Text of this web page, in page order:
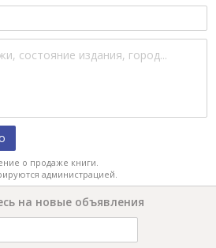
о продаже книги.
администрацией.
на новые объявления